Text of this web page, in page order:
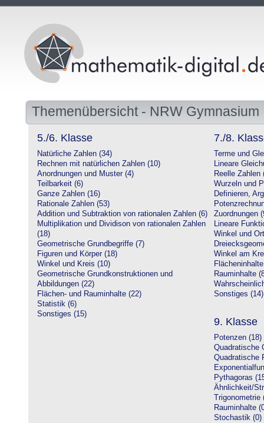
Themenübersicht - NRW Gymnasium
5./6. Klasse
Natürliche Zahlen (34)
Rechnen mit natürlichen Zahlen (10)
Anordnungen und Muster (4)
Teilbarkeit (6)
Ganze Zahlen (16)
Rationale Zahlen (53)
Addition und Subtraktion von rationalen Zahlen (6)
Multiplikation und Dividison von rationalen Zahlen
(18)
Geometrische Grundbegriffe (7)
Figuren und Körper (18)
Winkel und Kreis (10)
Geometrische Grundkonstruktionen und
Abbildungen (22)
Flächen- und Rauminhalte (22)
Statistik (6)
Sonstiges (15)
7./8.
Terme und
Lineare
Reelle Zahlen
Wurzeln und
Definieren,
Zuordnungen
Lineare
Winkel und
Winkel am
Rauminhalte
Sonstiges (14)
9. Klasse
Potenzen (18)
Quadratische
Quadratische
Pythagoras
Ähnlichkeit/
Trigonometrie
Rauminhalte
Stochastik (0)